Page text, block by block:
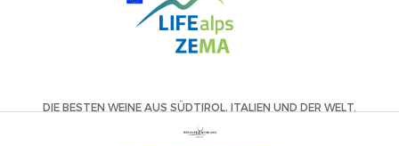
DIE BESTEN WEINE AUS SÜDTIROL, ITALIEN UND DER WELT.